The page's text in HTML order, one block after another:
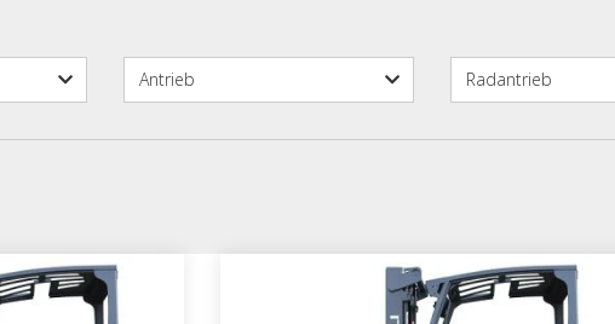
An­trieb Rad­an­trieb